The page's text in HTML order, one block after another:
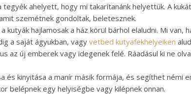
ahelyett, hogy mi takarítanánk helyettük. A
szemétnek gondoltak, beletesznek.
kutyák hajlamosak a ház körül bárhol elaludni. Mi
a saját ágyukban, vagy vetbed kutyafekhelyeiken
az új emberek vagy idegenek felé. Ráadásul ki ne
és kinyitása a manír másik formája, és segíthet
belépnek egy helyiségbe vagy kilépnek onnan.